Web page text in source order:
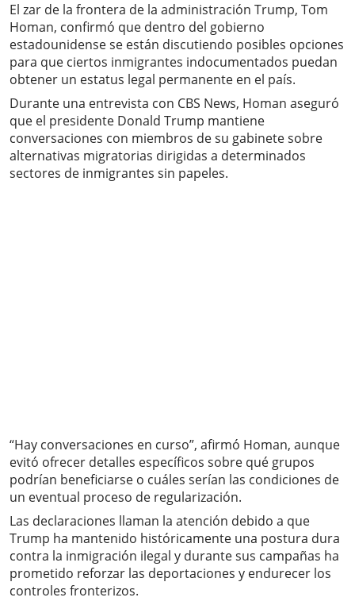
El zar de la frontera de la administración Trump, Tom
Homan, confirmó que dentro del gobierno
estadounidense se están discutiendo posibles opciones
para que ciertos inmigrantes indocumentados puedan
obtener un estatus legal permanente en el país.
Durante una entrevista con CBS News, Homan aseguró
que el presidente Donald Trump mantiene
conversaciones con miembros de su gabinete sobre
alternativas migratorias dirigidas a determinados
sectores de inmigrantes sin papeles.
“Hay conversaciones en curso”, afirmó Homan, aunque
evitó ofrecer detalles específicos sobre qué grupos
podrían beneficiarse o cuáles serían las condiciones de
un eventual proceso de regularización.
Las declaraciones llaman la atención debido a que
Trump ha mantenido históricamente una postura dura
contra la inmigración ilegal y durante sus campañas ha
prometido reforzar las deportaciones y endurecer los
controles fronterizos.